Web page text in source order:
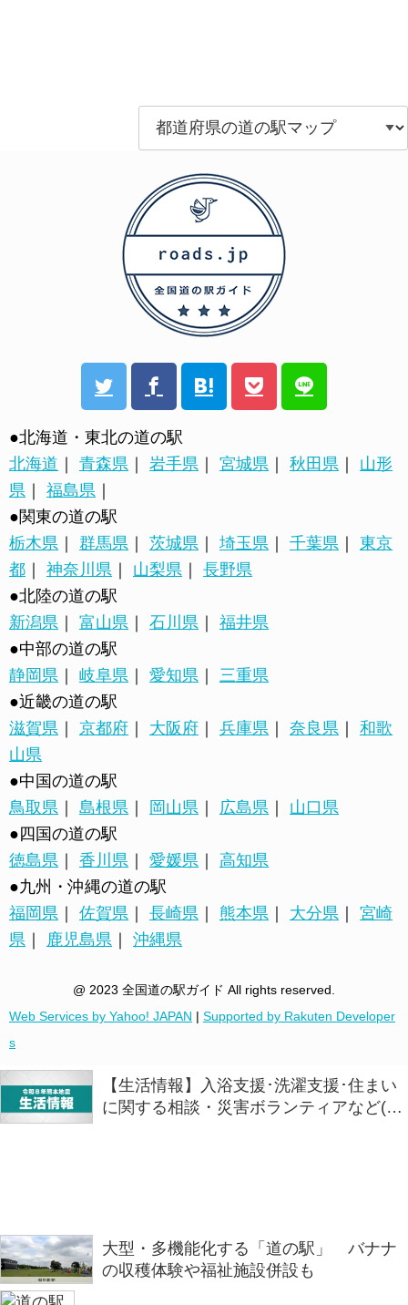
●北海道・東北の道の駅
北海道 ｜ 青森県 ｜ 岩手県 ｜ 宮城県 ｜ 秋田県 ｜ 山形
県 ｜ 福島県 ｜
●関東の道の駅
栃木県 ｜ 群馬県 ｜ 茨城県 ｜ 埼玉県 ｜ 千葉県 ｜ 東京
都 ｜ 神奈川県 ｜ 山梨県 ｜ 長野県
●北陸の道の駅
新潟県 ｜ 富山県 ｜ 石川県 ｜ 福井県
●中部の道の駅
静岡県 ｜ 岐阜県 ｜ 愛知県 ｜ 三重県
●近畿の道の駅
滋賀県 ｜ 京都府 ｜ 大阪府 ｜ 兵庫県 ｜ 奈良県 ｜ 和歌
山県
●中国の道の駅
鳥取県 ｜ 島根県 ｜ 岡山県 ｜ 広島県 ｜ 山口県
●四国の道の駅
徳島県 ｜ 香川県 ｜ 愛媛県 ｜ 高知県
●九州・沖縄の道の駅
福岡県 ｜ 佐賀県 ｜ 長崎県 ｜ 熊本県 ｜ 大分県 ｜ 宮崎
県 ｜ 鹿児島県 ｜ 沖縄県
@ 2023 全国道の駅ガイド All rights reserved.
Web Services by Yahoo! JAPAN | Supported by Rakuten Developer
s
【生活情報】入浴支援･洗濯支援･住まい
に関する相談・災害ボランティアなど(７
大型・多機能化する「道の駅」 バナナ
の収穫体験や福祉施設併設も